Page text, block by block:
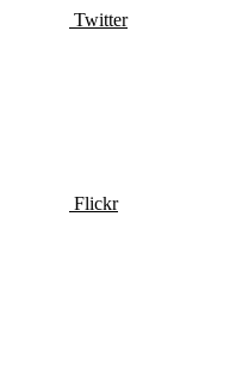
Twitter
Flickr